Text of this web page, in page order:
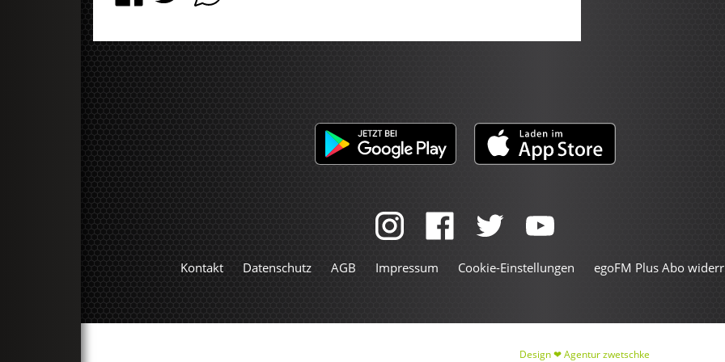
Kontakt Datenschutz AGB Impressum Cookie-Einstellungen egoFM Plus Abo
Design ❤Agentur zwetschke